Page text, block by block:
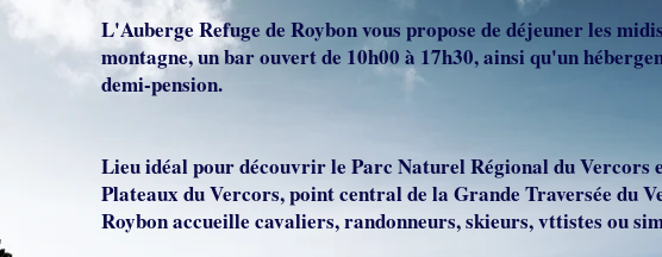
L'Auberge Refuge de Roybon vous propose de déjeuner les
montagne, un bar ouvert de 10h00 à 17h30, ainsi qu'un
demi-pension.
Lieu idéal pour découvrir le Parc Naturel Régional du Vercors
Plateaux du Vercors, point central de la Grande Traversée du
Roybon accueille cavaliers, randonneurs, skieurs, vttistes ou